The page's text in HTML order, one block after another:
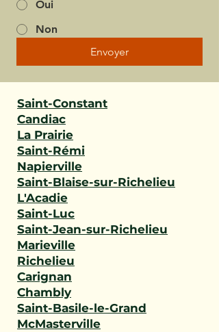
Oui
Non
Envoyer
Saint-Constant
Candiac
La Prairie
Saint-Rémi
Napierville
Saint-Blaise-sur-Richelieu
L'Acadie
Saint-Luc
Saint-Jean-sur-Richelieu
Marieville
Richelieu
Carignan
Chambly
Saint-Basile-le-Grand
McMasterville